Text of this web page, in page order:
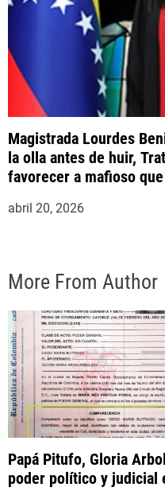
Magistrada Lourdes
la olla antes de huir,
favorecer a mafioso
abril 20, 2026
More From Author
Papá Pitufo, Gloria
poder político y judicial